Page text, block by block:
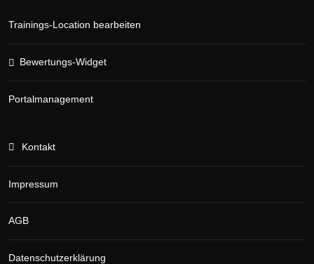
Trainings-Location bearbeiten
Bewertungs-Widget
Portalmanagement
Kontakt
Impressum
AGB
Datenschutzerklärung